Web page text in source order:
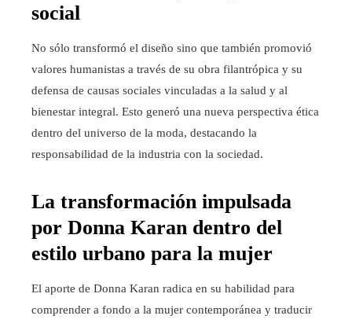
social
No sólo transformó el diseño sino que también promovió
valores humanistas a través de su obra filantrópica y su
defensa de causas sociales vinculadas a la salud y al
bienestar integral. Esto generó una nueva perspectiva ética
dentro del universo de la moda, destacando la
responsabilidad de la industria con la sociedad.
La transformación impulsada
por Donna Karan dentro del
estilo urbano para la mujer
El aporte de Donna Karan radica en su habilidad para
comprender a fondo a la mujer contemporánea y traducir